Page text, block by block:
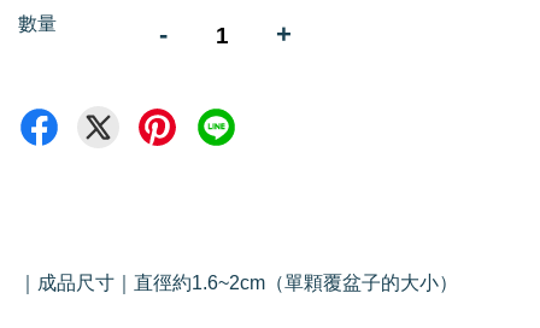
數量 - +
｜成品尺寸｜直徑約1.6~2cm（單顆覆盆子的大小）